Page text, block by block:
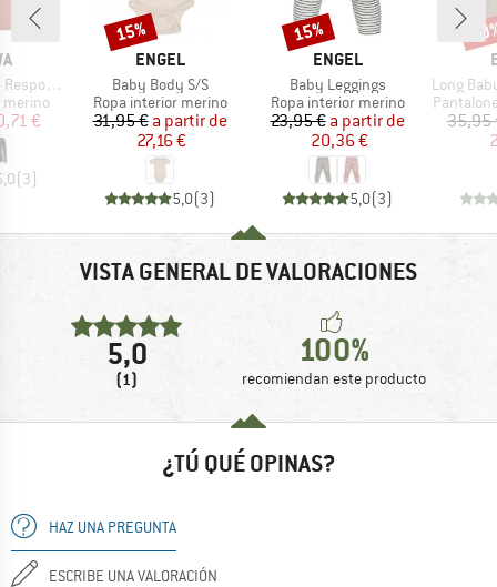
L/S Tee
reducido
€
(3)
MARCA
ENGEL
Artículo
Baby Body S/S
Product group
Ropa interior merino
Precio
31,95 € Precio reducido
a partir de
27,16 €
5,0(3)
Descuento
15%
MARCA
ENGEL
Artículo
Baby Leggings
Product group
Ropa interior merino
Precio
23,95 € Precio reducido
a partir de
20,36 €
5,0(3)
Descuento
15%
Artículo
Long Baby
Product
35,95
VISTA GENERAL DE VALORACIONES
5,0
(1)
100%
recomiendan este producto
¿TÚ QUÉ OPINAS?
HAZ UNA PREGUNTA
ESCRIBE UNA VALORACIÓN